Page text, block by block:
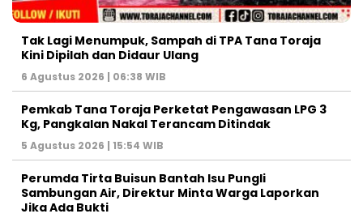
Tak Lagi Menumpuk, Sampah di TPA Tana Toraja
Kini Dipilah dan Didaur Ulang
6 Agustus 2026 | 06:38 WIB
Pemkab Tana Toraja Perketat Pengawasan LPG 3
Kg, Pangkalan Nakal Terancam Ditindak
5 Agustus 2026 | 15:54 WIB
Perumda Tirta Buisun Bantah Isu Pungli
Sambungan Air, Direktur Minta Warga Laporkan
Jika Ada Bukti